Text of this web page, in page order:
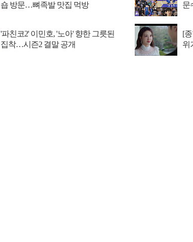
숍 방문…뼈족발 맛집 먹방
문
'파친코2' 이민호, '노아' 향한 그릇된
집착…시즌2 결말 공개
[
위